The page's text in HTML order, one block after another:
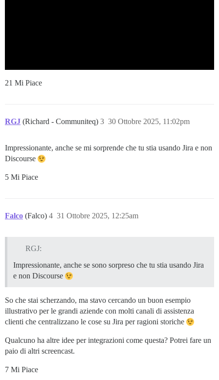
21 Mi Piace
RGJ (Richard - Communiteq) 30 Ottobre 2025, 11:02pm
3
Impressionante, anche se mi sorprende che tu stia usando Jira e non
Discourse
5 Mi Piace
Falco (Falco) 31 Ottobre 2025, 12:25am
4
RGJ:
Impressionante, anche se sono sorpreso che tu stia usando Jira
e non Discourse
So che stai scherzando, ma stavo cercando un buon esempio
illustrativo per le grandi aziende con molti canali di assistenza
clienti che centralizzano le cose su Jira per ragioni storiche
Qualcuno ha altre idee per integrazioni come questa? Potrei fare un
paio di altri screencast.
7 Mi Piace